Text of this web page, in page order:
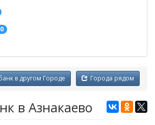
Города рядом
в другом Городе
в Азнакаево